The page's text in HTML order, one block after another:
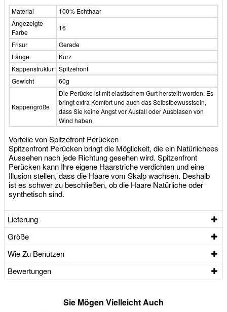
Material
100% Echthaar
Angezeigte
Farbe
16
Frisur
Gerade
Länge
Kurz
Kappenstruktur Spitzefront
Gewicht
60g
Kappengröße
Die Perücke ist mit elastischem Gurt herstellt worden. Es
bringt extra Komfort und auch das Selbstbewusstsein,
dass Sie keine Angst vor Ausfall oder Ausblasen von
Wind haben.
Vorteile von Spitzefront Perücken
Spitzenfront Perücken bringt die Möglickeit, die ein Natürlichees
Aussehen nach jede Richtung gesehen wird. Spitzenfront
Perücken kann Ihre eigene Haarstriche verdichten und eine
Illusion stellen, dass die Haare vom Skalp wachsen. Deshalb
ist es schwer zu beschließen, ob die Haare Natürliche oder
synthetisch sind.
Lieferung
Größe
Wie Zu Benutzen
Bewertungen
Sie Mögen Vielleicht Auch